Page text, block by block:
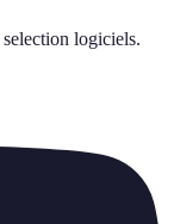
selection logiciels.